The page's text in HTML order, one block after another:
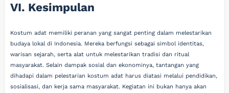
VI. Kesimpulan
Kostum adat memiliki peranan yang sangat penting dalam melestarikan
budaya lokal di Indonesia. Mereka berfungsi sebagai simbol identitas,
warisan sejarah, serta alat untuk melestarikan tradisi dan ritual
masyarakat. Selain dampak sosial dan ekonominya, tantangan yang
dihadapi dalam pelestarian kostum adat harus diatasi melalui pendidikan,
sosialisasi, dan kerja sama masyarakat. Kegiatan ini bukan hanya akan